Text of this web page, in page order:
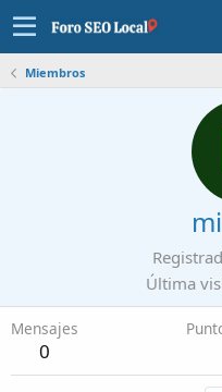
Miembros
Última
Mensajes
0